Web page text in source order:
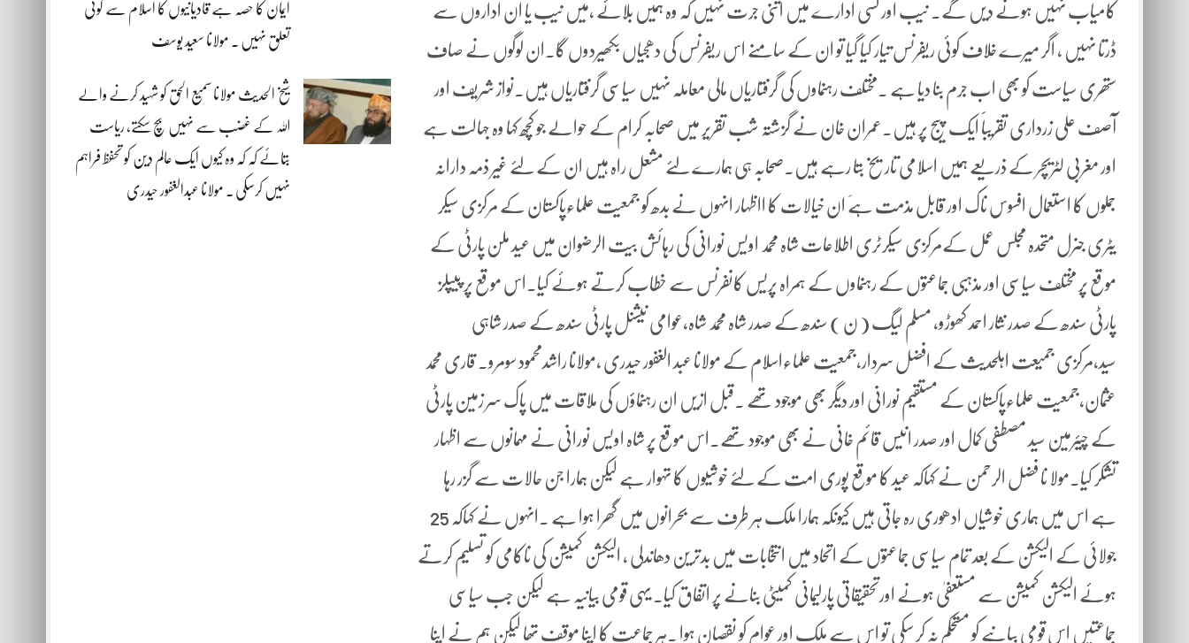
ایمان کا حصہ ہے قادیانیوں کا اسلام سے کوئی
تعلق نہیں . مولانا سعید یوسف
شیخ الحدیث مولانا سمیع الحق کو شہید کرنے والے
اللہ کے غضب سے نہیں بچ سکتے، ریاست
بتائے کہ کہ وہ کیوں ایک عالم دین کو تحفظ فراہم
نہیں کرسکی . مولانا عبدالغفور حیدری
کامیاب نہیں ہونے دیں گے۔ نیب اور کسی ادارے میں اتنی جرت نہیں کہ وہ ہمیں بلائے ،میں نیب یا ان اداروں سے
ڈرتا نہیں ، اگر میرے خلاف کوئی ریفرنس تیار کیا گیا تو ان کے سامنے اس ریفرنس کی دھجیاں بکھیردوں گا۔ان لوگوں نے صاف
ستھری سیاست کو بھی اب جرم بنا دیا ہے ۔مختلف رہنماوں کی گرفتاریاں مالی معاملہ نہیں سیاسی گرفتاریاں ہیں۔نواز شریف اور
آصف علی زرداری تقریباََ ایک پیج پر ہیں۔عمران خان نے گزشتہ شب تقریر میں صحابہ کرام کے حوالے جو کچھ کہا وہ جہالت ہے
اور مغربی لٹریچر کے ذریعے ہمیں اسلامی تاریخ بتا رہے ہیں۔صحابہ ہی ہمارے لئے مشعل راہ ہیں ان کے لئے غیر ذمہ دارانہ
جملوں کا استعمال افسوس ناک اور قابل مذمت ہےَ ان خیالات کا ااظہار انہوں نے بدھ کو جمعیت علماءپاکستان کے مرکزی سیکر
یٹری جنرل متحدہ مجلس عمل کےمرکزی سیکرٹری اطلاعات شاہ محمد اویس نورانی کی رہائش بیت الرضوان میں عید ملن پارٹی کے
موقع پر مختلف سیاسی اور مذہبی جماعتوں کے رہنماوں کے ہمراہ پریس کانفرنس سے خطاب کرتے ہوئے کیا۔اس موقع پر پیپلز
پارٹی سندھ کے صدر نثار احمد کھوڑو، مسلم لیگ ( ن ) سندھ کے صدر شاہ محمد شاہ،عوامی نیشنل پارٹی سندھ کے صدر شاہی
سید،مرکزی جمیعت اہلحدیث کے افضل سردار،جمعیت علماءاسلام کے مولانا عبد الغفور حیدری ،مولانا راشدمحمود سومرو. قاری محمد
عثمان،جمعیت علماءپاکستان کے مستقیم نورانی اور دیگر بھی موجود تھے ۔قبل ازیں ان رہنماؤں کی ملاقات میں پاک سر زمین پارٹی
کے چیئرمین سید مصطفی کمال اور صدر انیس قائم خانی نے بھی موجود تھے۔اس موقع پر شاہ اویس نورانی نے مہمانوں سے اظہار
تشکر کیا۔مولا نا فضل الرحمن نے کہاکہ عید کا موقع پوری امت کے لئے خوشیوں کا تہوار ہے لیکن ہمارا جن حالات سے گزر رہا
ہے اس میں ہماری خوشیاں ادھوری رہ جاتی ہیں کیونکہ ہمارا ملک ہر طرف سے بحرانوں میں گھرا ہوا ہے ۔انہوں نے کہاکہ 25
جولائی کے الیکشن کے بعد تمام سیاسی جماعتوں کے اتحاد میں انتخابات میں بدترین دھاندلی ، الیکشن کمیشن کی ناکامی کو تسلیم کرتے
ہوئے الیکشن کمیشن سے مستعفیٰ ہونے اورتحقیقاتی پارلیمانی کمیٹی بنانے پر اتفاق کیا۔ یہی قومی بیانیہ ہے لیکن جب سیاسی
جماعتیں اس قومی بیانیے کو مستحکم نہ کر سکی تو اس سے ملک اور عوام کو نقصان ہوا ۔ہر جماعت کا اپنا موقف تھا لیکن ہم نے اپنا